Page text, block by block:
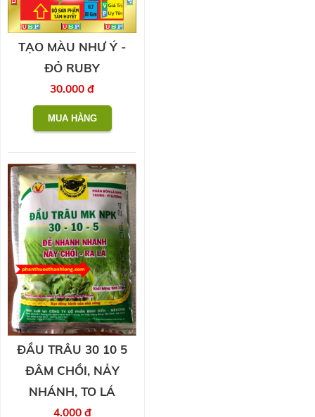
TẠO MÀU NHƯ Ý -
ĐỎ RUBY
30.000 đ
ĐẦU TRÂU 30 10 5
ĐÂM CHỒI, NẢY
NHÁNH, TO LÁ
4.000 đ